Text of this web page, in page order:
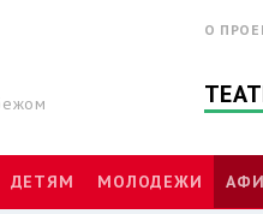
О
ДЕТЯМ МОЛОДЕЖИ